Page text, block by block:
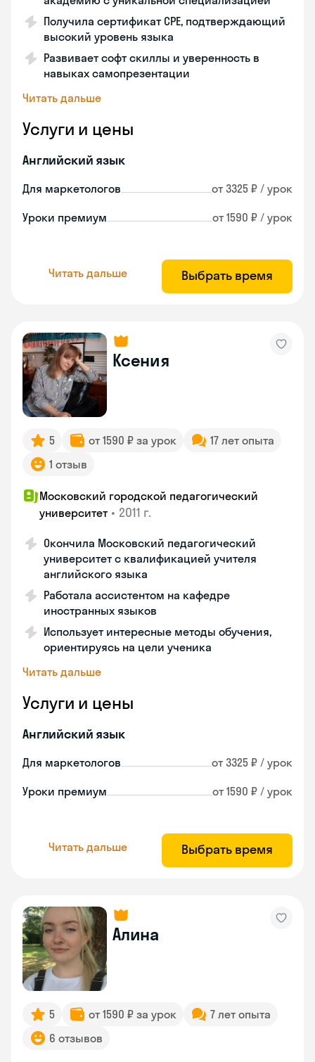
Получила сертификат CPE, подтверждающий
высокий уровень языка
Развивает софт скиллы и уверенность в
навыках самопрезентации
Читать дальше
Услуги и цены
Английский язык
Для маркетологов от 3325 ₽ / урок
Уроки премиум от 1590 ₽ / урок
Читать дальше Выбрать время
Ксения
5 от 1590 ₽ за урок
17 лет опыта
1 отзыв
Московский городской педагогический
университет • 2011 г.
Окончила Московский педагогический
университет с квалификацией учителя
английского языка
Работала ассистентом на кафедре
иностранных языков
Использует интересные методы обучения,
ориентируясь на цели ученика
Читать дальше
Услуги и цены
Английский язык
Для маркетологов от 3325 ₽ / урок
Уроки премиум от 1590 ₽ / урок
Читать дальше Выбрать время
Алина
5 от 1590 ₽ за урок
7 лет опыта
6 отзывов